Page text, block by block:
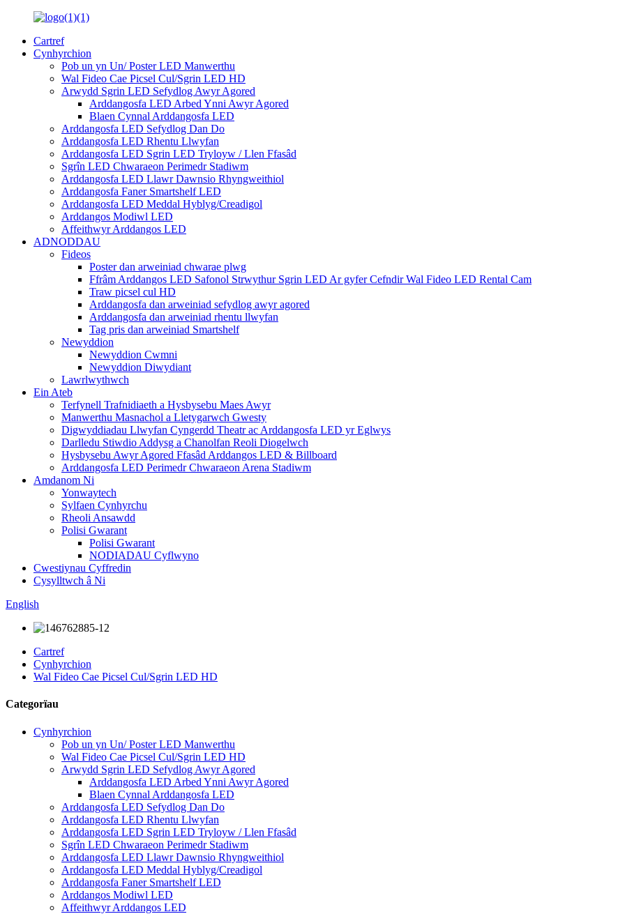
Cartref
Cynhyrchion
Pob un yn Un/ Poster LED Manwerthu
Wal Fideo Cae Picsel Cul/Sgrin LED HD
Arwydd Sgrin LED Sefydlog Awyr Agored
Arddangosfa LED Arbed Ynni Awyr Agored
Blaen Cynnal Arddangosfa LED
Arddangosfa LED Sefydlog Dan Do
Arddangosfa LED Rhentu Llwyfan
Arddangosfa LED Sgrin LED Tryloyw / Llen Ffasâd
Sgrîn LED Chwaraeon Perimedr Stadiwm
Arddangosfa LED Llawr Dawnsio Rhyngweithiol
Arddangosfa Faner Smartshelf LED
Arddangosfa LED Meddal Hyblyg/Creadigol
Arddangos Modiwl LED
Affeithwyr Arddangos LED
ADNODDAU
Fideos
Poster dan arweiniad chwarae plwg
Ffrâm Arddangos LED Safonol Strwythur Sgrin LED Ar gyfer Cefndir Wal Fideo LED Rental Cam
Traw picsel cul HD
Arddangosfa dan arweiniad sefydlog awyr agored
Arddangosfa dan arweiniad rhentu llwyfan
Tag pris dan arweiniad Smartshelf
Newyddion
Newyddion Cwmni
Newyddion Diwydiant
Lawrlwythwch
Ein Ateb
Terfynell Trafnidiaeth a Hysbysebu Maes Awyr
Manwerthu Masnachol a Lletygarwch Gwesty
Digwyddiadau Llwyfan Cyngerdd Theatr ac Arddangosfa LED yr Eglwys
Darlledu Stiwdio Addysg a Chanolfan Reoli Diogelwch
Hysbysebu Awyr Agored Ffasâd Arddangos LED & Billboard
Arddangosfa LED Perimedr Chwaraeon Arena Stadiwm
Amdanom Ni
Yonwaytech
Sylfaen Cynhyrchu
Rheoli Ansawdd
Polisi Gwarant
Polisi Gwarant
NODIADAU Cyflwyno
Cwestiynau Cyffredin
Cysylltwch â Ni
English
Cartref
Cynhyrchion
Wal Fideo Cae Picsel Cul/Sgrin LED HD
Categorïau
Cynhyrchion
Pob un yn Un/ Poster LED Manwerthu
Wal Fideo Cae Picsel Cul/Sgrin LED HD
Arwydd Sgrin LED Sefydlog Awyr Agored
Arddangosfa LED Arbed Ynni Awyr Agored
Blaen Cynnal Arddangosfa LED
Arddangosfa LED Sefydlog Dan Do
Arddangosfa LED Rhentu Llwyfan
Arddangosfa LED Sgrin LED Tryloyw / Llen Ffasâd
Sgrîn LED Chwaraeon Perimedr Stadiwm
Arddangosfa LED Llawr Dawnsio Rhyngweithiol
Arddangosfa LED Meddal Hyblyg/Creadigol
Arddangosfa Faner Smartshelf LED
Arddangos Modiwl LED
Affeithwyr Arddangos LED